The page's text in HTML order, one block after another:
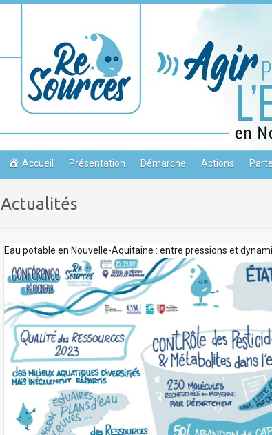
Accueil Présentation Démarche Actions
Actualités
Eau potable en Nouvelle-Aquitaine : entre pressions et